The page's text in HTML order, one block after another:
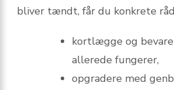
bliver tændt, får du konkrete
kortlægge og
allerede fungerer,
opgradere med